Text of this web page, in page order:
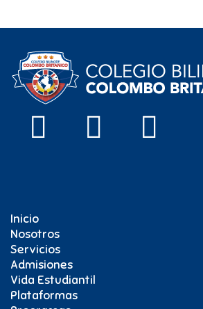
Inicio
Nosotros
Servicios
Admisiones
Vida Estudiantil
Plataformas